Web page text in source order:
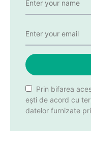
Prin bifarea
ești de acord cu
datelor furnizate